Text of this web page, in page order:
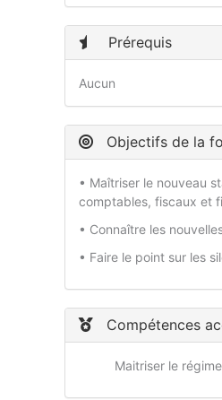
Prérequis
Aucun
Objectifs de la
• Maîtriser le nouveau
comptables, fiscaux et
• Connaître les
• Faire le point sur les
Compétences
Maitriser le